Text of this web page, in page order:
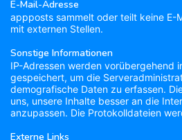
E-Mail-Adresse
appposts sammelt oder teilt keine E-
mit externen Stellen.
Sonstige Informationen
IP-Adressen werden vorübergehend
gespeichert, um die
demografische Daten zu erfassen.
uns, unsere Inhalte besser an die
anzupassen. Die Protokolldateien
Externe Links